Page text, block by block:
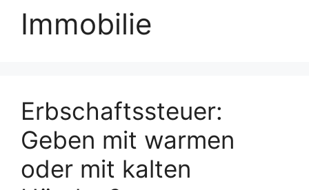
Immobilie
Erbschaftssteuer:
Geben mit warmen
oder mit kalten